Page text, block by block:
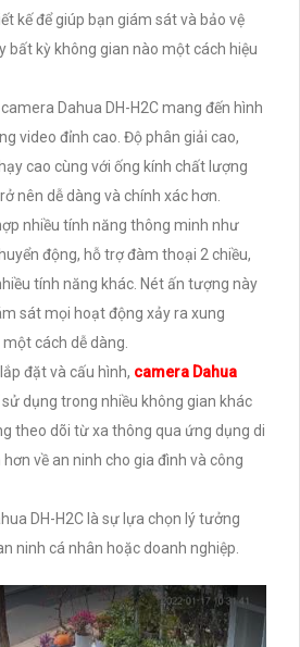
kế để giúp bạn giám sát và bảo vệ
bất kỳ không gian nào một cách hiệu
Dahua DH-H2C mang đến hình
video đỉnh cao. Độ phân giải cao,
cao cùng với ống kính chất lượng
nên dễ dàng và chính xác hơn.
nhiều tính năng thông minh như
động, hỗ trợ đàm thoại 2 chiều,
tính năng khác. Nét ấn tượng này
sát mọi hoạt động xảy ra xung
cách dễ dàng.
đặt và cấu hình, camera Dahua
dụng trong nhiều không gian khác
theo dõi từ xa thông qua ứng dụng di
về an ninh cho gia đình và công
DH-H2C là sự lựa chọn lý tưởng
ninh cá nhân hoặc doanh nghiệp.